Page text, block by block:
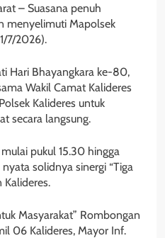
– Suasana penuh
menyelimuti Mapolsek
7/2026).
Hari Bhayangkara ke-80,
Wakil Camat Kalideres
Kalideres untuk
secara langsung.
pukul 15.30 hingga
solidnya sinergi “Tiga
Kalideres.
Masyarakat” Rombongan
06 Kalideres, Mayor Inf.